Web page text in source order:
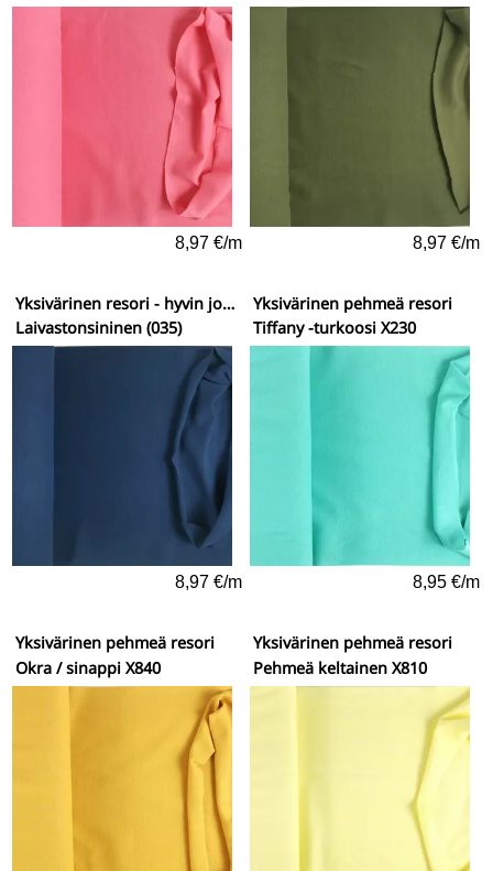
8,97 €/m 8,97 €/m
Yksivärinen resori - hyvin joustava
Laivastonsininen (035)
8,97 €/m
Yksivärinen pehmeä resori
Tiffany -turkoosi X230
8,95 €/m
Yksivärinen pehmeä resori
Okra / sinappi X840
Yksivärinen pehmeä resori
Pehmeä keltainen X810